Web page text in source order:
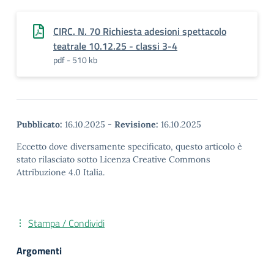
CIRC. N. 70 Richiesta adesioni spettacolo
teatrale 10.12.25 - classi 3-4
pdf - 510 kb
Pubblicato: 16.10.2025 - Revisione: 16.10.2025
Eccetto dove diversamente specificato, questo articolo è
stato rilasciato sotto Licenza Creative Commons
Attribuzione 4.0 Italia.
Stampa / Condividi
Argomenti